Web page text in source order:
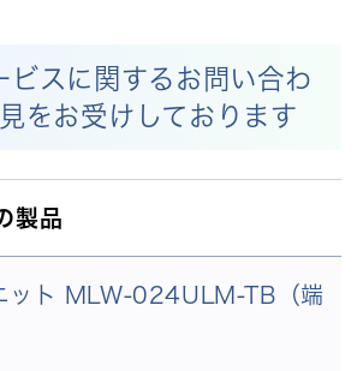
ビスに関するお問い合わ
をお受けしております
製品
ット MLW-024ULM-TB（端